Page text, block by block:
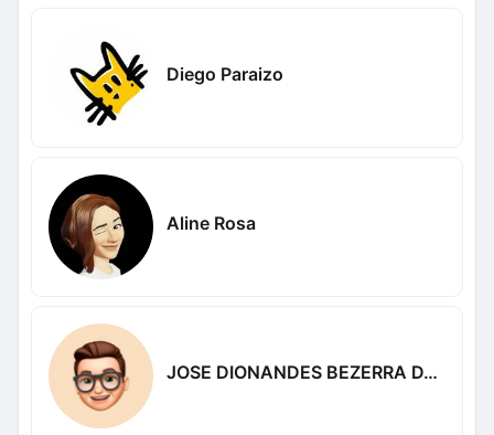
Diego Paraizo
Aline Rosa
JOSE DIONANDES BEZERRA DA SILVA